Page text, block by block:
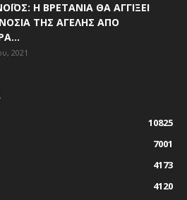
Η ΒΡΕΤΑΝΊΑ ΘΑ ΑΓΓΊΞΕΙ
ΤΗΣ ΑΓΈΛΗΣ ΑΠΌ
2021
10825
7001
4173
4120